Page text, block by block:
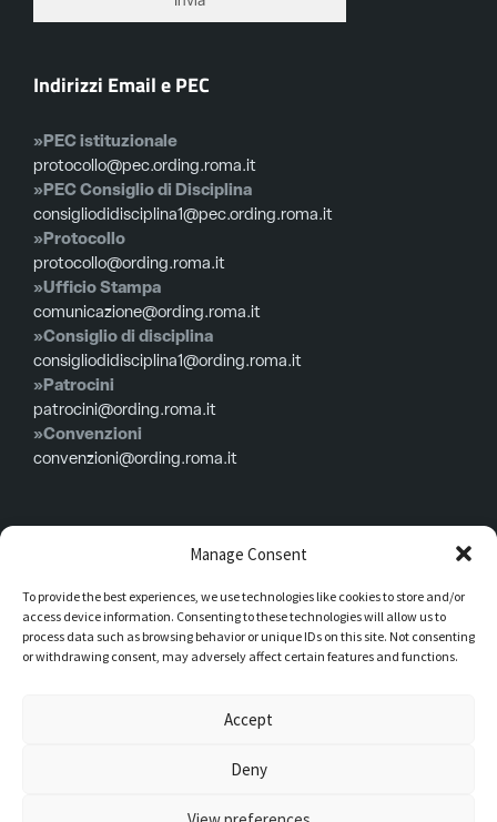
Manage Consent
To provide the best experiences, we use technologies like cookies to store and/or
access device information. Consenting to these technologies will allow us to
process data such as browsing behavior or unique IDs on this site. Not consenting
or withdrawing consent, may adversely affect certain features and functions.
Accept
Deny
Indirizzi Email e PEC
»PEC istituzionale
protocollo@pec.ording.roma.it
»PEC Consiglio di Disciplina
consigliodidisciplina1@pec.ording.roma.it
»Protocollo
protocollo@ording.roma.it
»Ufficio Stampa
comunicazione@ording.roma.it
»Consiglio di disciplina
consigliodidisciplina1@ording.roma.it
»Patrocini
patrocini@ording.roma.it
»Convenzioni
convenzioni@ording.roma.it
Menù
Privacy policy
Cookie policy
Consiglio in carica
Dati legali Piazza della Repubblica, 59 00185 – Roma Codice fiscale